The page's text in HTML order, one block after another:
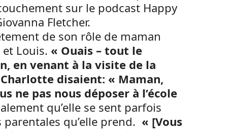
sur le podcast Happy
Fletcher.
de son rôle de maman
Louis. « Ouais – tout le
en venant à la visite de la
disaient: « Maman,
ne pas nous déposer à l’école
qu’elle se sent parfois
qu’elle prend. « [Vous